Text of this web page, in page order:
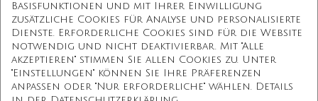
Kostenlose Geschenkbox
Kostenlose Gravur
Unbegrenzte Redesign
ÜBER UNS
Basisfunktionen und mit Ihrer Einwilligung
zusätzliche Cookies für Analyse und personalisierte
Dienste. Erforderliche Cookies sind für die Website
notwendig und nicht deaktivierbar. Mit "Alle
akzeptieren" stimmen Sie allen Cookies zu. Unter
"Einstellungen" können Sie Ihre Präferenzen
anpassen oder "Nur erforderliche" wählen. Details